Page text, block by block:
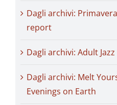
Dagli archivi:
report
Dagli archivi: Adult
Dagli archivi: Melt
Evenings on Earth